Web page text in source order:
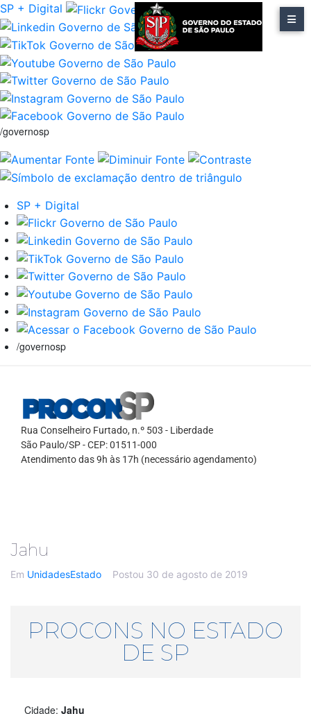
SP + Digital
/governosp
SP + Digital
/governosp
Rua Conselheiro Furtado, n.º 503 - Liberdade
São Paulo/SP - CEP: 01511-000
Atendimento das 9h às 17h (necessário agendamento)
Jahu
Em UnidadesEstado Postou 30 de agosto de 2019
PROCONS NO ESTADO
DE SP
Cidade: Jahu